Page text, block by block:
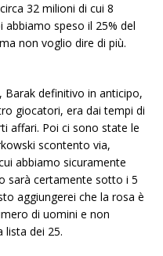
32 milioni di cui 8
abbiamo speso il 25% del
non voglio dire di più.
Barak definitivo in anticipo,
giocatori, era dai tempi di
affari. Poi ci sono state le
scontento via,
abbiamo sicuramente
sarà certamente sotto i 5
aggiungerei che la rosa è
di uomini e non
lista dei 25.